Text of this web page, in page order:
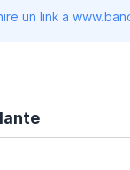
un link a